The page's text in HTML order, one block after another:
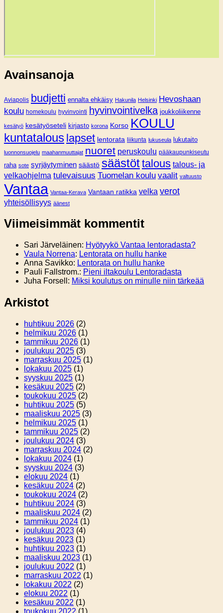
Avainsanoja
Aviapolis budjetti ennalta ehkäisy Hakunila Helsinki Hevoshaan
koulu homekoulu hyvinvointi hyvinvointivelka joukkoliikenne
kesätyö kesätyöseteli kirjasto korona Korso KOULU
kuntatalous lapset lentorata liikunta lukuseula lukutaito
luonnonsuojelu maahanmuuttajat nuoret peruskoulu pääkaupunkiseutu
raha sote syrjäytyminen säästö säästöttalous talous- ja
velkaohjelma tulevaisuus Tuomelan koulu vaalit valtuusto
Vantaa Vantaa-Kerava Vantaan ratikka velka verot
yhteisöllisyys äänest
Viimeisimmät kommentit
Sari Järveläinen: Hyötyykö Vantaa lentoradasta?
Vaula Norrena: Lentorata on hullu hanke
Anna Savikko: Lentorata on hullu hanke
Pauli Fallstrom.: Pieni iltakoulu Lentoradasta
Juha Forsell : Miksi koulutus on minulle niin tärkeää
Arkistot
huhtikuu 2026 (2)
helmikuu 2026 (1)
tammikuu 2026 (1)
joulukuu 2025 (3)
marraskuu 2025 (1)
lokakuu 2025 (1)
syyskuu 2025 (1)
kesäkuu 2025 (2)
toukokuu 2025 (2)
huhtikuu 2025 (5)
maaliskuu 2025 (3)
helmikuu 2025 (1)
tammikuu 2025 (2)
joulukuu 2024 (3)
marraskuu 2024 (2)
lokakuu 2024 (1)
syyskuu 2024 (3)
elokuu 2024 (1)
kesäkuu 2024 (2)
toukokuu 2024 (2)
huhtikuu 2024 (3)
maaliskuu 2024 (2)
tammikuu 2024 (1)
joulukuu 2023 (4)
kesäkuu 2023 (1)
huhtikuu 2023 (1)
maaliskuu 2023 (1)
joulukuu 2022 (1)
marraskuu 2022 (1)
lokakuu 2022 (2)
elokuu 2022 (1)
kesäkuu 2022 (1)